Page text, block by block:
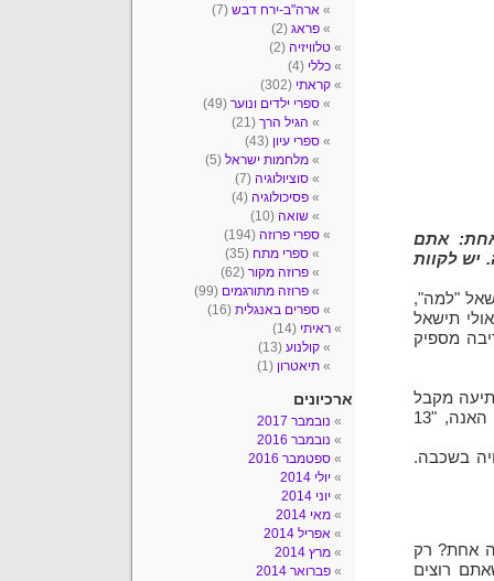
אתם
יש לקוות
"למה",
תישאל
מספיק
מקבל
קליי ג'נסן חבילה ממנה. בחבילה יש 13 קלטות, או בלשון האנה, "13
בשכבה.
אחת? רק
רוצים
ארה"ב-ירח דבש (7)
פראג (2)
טלוויזיה (2)
כללי (4)
קראתי (302)
ספרי ילדים ונוער (49)
הגיל הרך (21)
ספרי עיון (43)
מלחמות ישראל (5)
סוציולוגיה (7)
פסיכולוגיה (4)
שואה (10)
ספרי פרוזה (194)
ספרי מתח (35)
פרוזה מקור (62)
פרוזה מתורגמים (99)
ספרים באנגלית (16)
ראיתי (14)
קולנוע (13)
תיאטרון (1)
ארכיונים
נובמבר 2017
נובמבר 2016
ספטמבר 2016
יולי 2014
יוני 2014
מאי 2014
אפריל 2014
מרץ 2014
פברואר 2014